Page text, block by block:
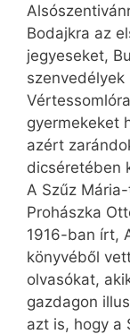
Bodajkra az
jegyeseket,
gyermekeket
azért
dicséretében
A Szűz
Prohászka
1916-ban írt,
könyvéből
olvasókat,
gazdagon
azt is, hogy a